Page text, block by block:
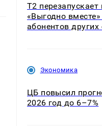
Т2
«Выгодно
абонентов
Экономика
ЦБ повысил
2026 год до 6–7%